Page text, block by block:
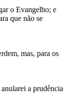
o Evangelho; e
que não se
mas, para os
a prudência